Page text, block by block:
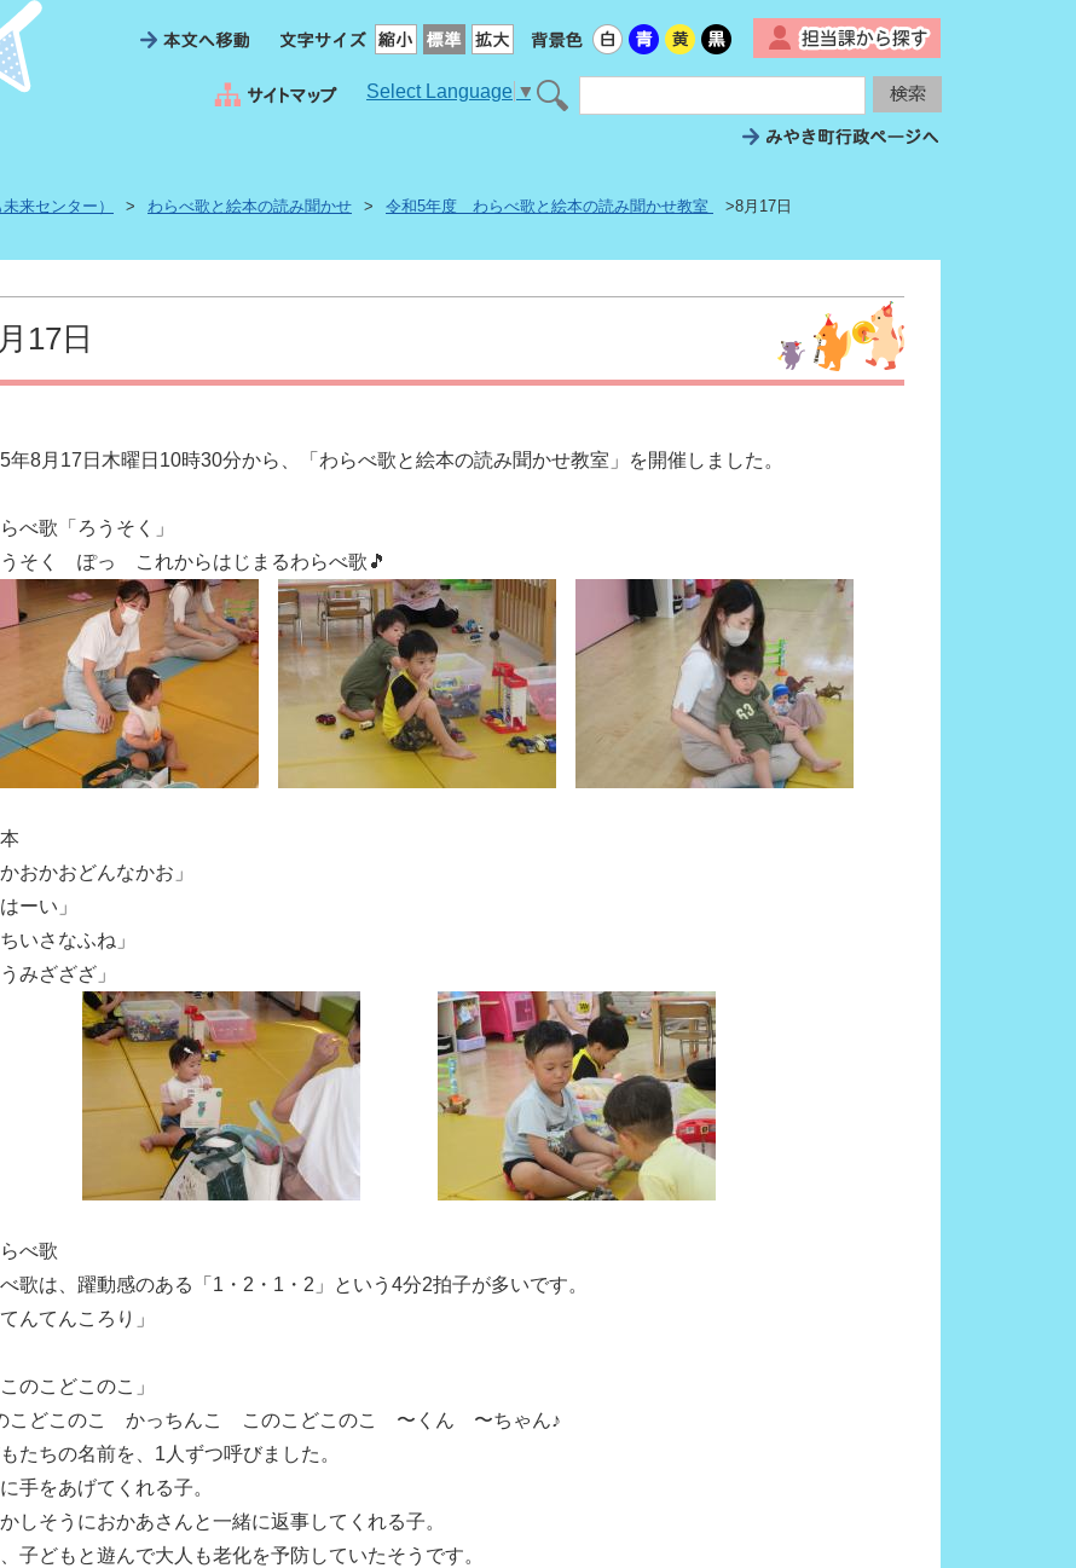
Select Language ▼
来センター） > わらべ歌と絵本の読み聞かせ > 令和5年度 わらべ歌と絵本の読み聞かせ教室 >8月17日
17日
年8月17日木曜日10時30分から、「わらべ歌と絵本の読み聞かせ教室」を開催しました。
べ歌「ろうそく」
うそく ぽっ これからはじまるわらべ歌🎵
かおかおどんなかお」
ーい」
ちいさなふね」
うみざざざ」
べ歌
歌は、躍動感のある「1・2・1・2」という4分2拍子が多いです。
てんてんころり」
このこどこのこ」
こどこのこ かっちんこ このこどこのこ 〜くん 〜ちゃん♪
たちの名前を、1人ずつ呼びました。
手をあげてくれる子。
しそうにおかあさんと一緒に返事してくれる子。
子どもと遊んで大人も老化を予防していたそうです。